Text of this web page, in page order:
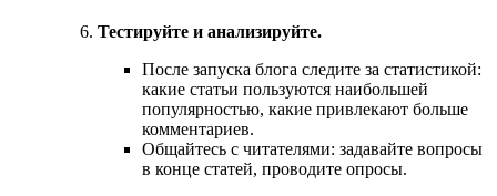
Тестируйте и анализируйте.
После запуска блога следите за статистикой:
какие статьи пользуются наибольшей
популярностью, какие привлекают больше
комментариев.
Общайтесь с читателями: задавайте вопросы
в конце статей, проводите опросы.